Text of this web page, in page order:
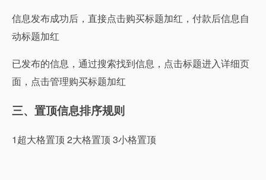
信息发布成功后，直接点击购买标题加红，付款后信息自
动标题加红
已发布的信息，通过搜索找到信息，点击标题进入详细页
面，点击管理购买标题加红
三、置顶信息排序规则
1超大格置顶 2大格置顶 3小格置顶